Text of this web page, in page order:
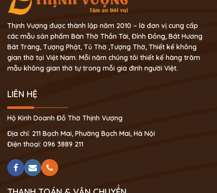
Thịnh Vượng được thành lập năm 2010 – là đơn vị cung cấp
các mẫu sản phẩm Bàn Thờ Thần Tài, Đỉnh Đồng, Bát Hương
Bát Tràng, Tượng Phật, Tủ Thờ ,Tượng Thờ, Thiết kế không
gian thờ tại Việt Nam. Mỗi năm chúng tôi thiết kế hàng trăm
mẫu không gian thờ tự trong mỗi gia đình người Việt.
LIÊN HỆ
Hộ Kinh Doanh Đồ Thờ Thịnh Vượng
Địa chỉ: 211 Bạch Mai, Phường Bạch Mai, Hà Nội
Điện thoại: 096 3889 211